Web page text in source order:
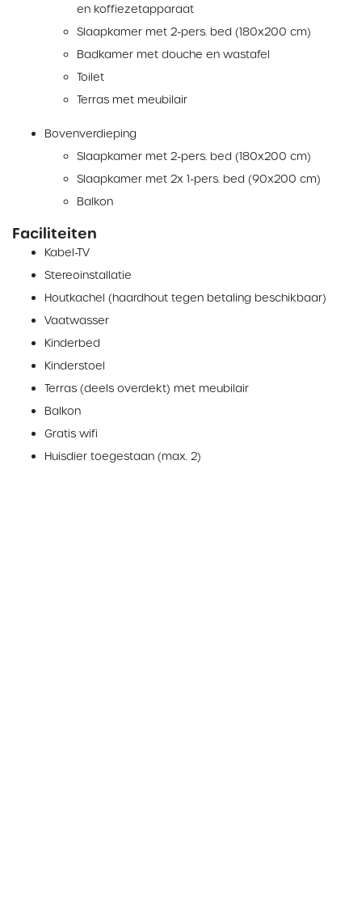
en koffiezetapparaat
Slaapkamer met 2-pers. bed (180x200 cm)
Badkamer met douche en wastafel
Toilet
Terras met meubilair
Bovenverdieping
Slaapkamer met 2-pers. bed (180x200 cm)
Slaapkamer met 2x 1-pers. bed (90x200 cm)
Balkon
Faciliteiten
Kabel-TV
Stereoinstallatie
Houtkachel (haardhout tegen betaling beschikbaar)
Vaatwasser
Kinderbed
Kinderstoel
Terras (deels overdekt) met meubilair
Balkon
Gratis wifi
Huisdier toegestaan (max. 2)